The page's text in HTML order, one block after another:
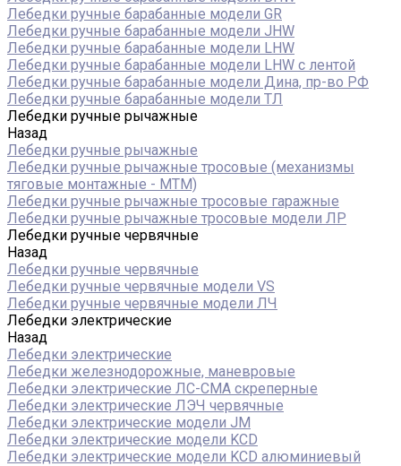
Лебедки ручные барабанные модели GR
Лебедки ручные барабанные модели JHW
Лебедки ручные барабанные модели LHW
Лебедки ручные барабанные модели LHW c лентой
Лебедки ручные барабанные модели Дина, пр-во РФ
Лебедки ручные барабанные модели ТЛ
Лебедки ручные рычажные
Назад
Лебедки ручные рычажные
Лебедки ручные рычажные тросовые (механизмы
тяговые монтажные - МТМ)
Лебедки ручные рычажные тросовые гаражные
Лебедки ручные рычажные тросовые модели ЛР
Лебедки ручные червячные
Назад
Лебедки ручные червячные
Лебедки ручные червячные модели VS
Лебедки ручные червячные модели ЛЧ
Лебедки электрические
Назад
Лебедки электрические
Лебедки железнодорожные, маневровые
Лебедки электрические ЛС-СМА скреперные
Лебедки электрические ЛЭЧ червячные
Лебедки электрические модели JM
Лебедки электрические модели KCD
Лебедки электрические модели KCD алюминиевый